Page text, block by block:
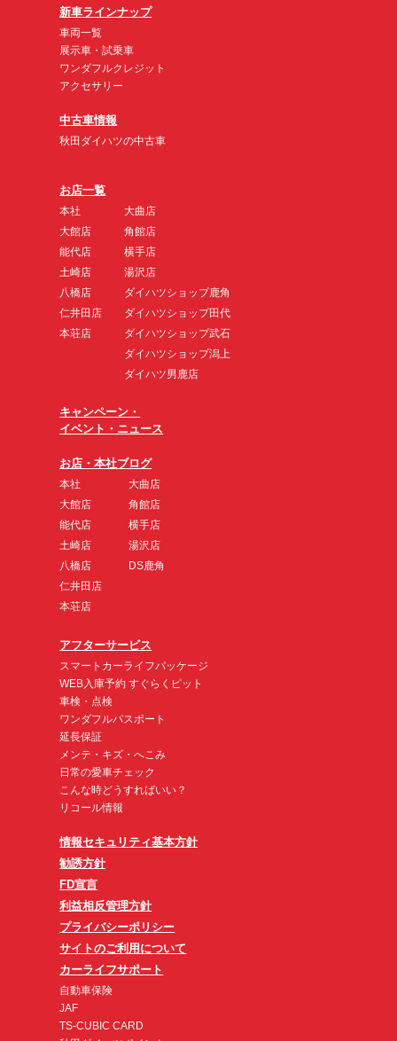
新車ラインナップ
車両一覧
展示車・試乗車
ワンダフルクレジット
アクセサリー
中古車情報
秋田ダイハツの中古車
お店一覧
本社
大館店
能代店
土崎店
八橋店
仁井田店
本荘店
大曲店
角館店
横手店
湯沢店
ダイハツショップ鹿角
ダイハツショップ田代
ダイハツショップ武石
ダイハツショップ潟上
ダイハツ男鹿店
キャンペーン・
イベント・ニュース
お店・本社ブログ
本社
大館店
能代店
土崎店
八橋店
仁井田店
本荘店
大曲店
角館店
横手店
湯沢店
DS鹿角
アフターサービス
スマートカーライフパッケージ
WEB入庫予約 すぐらくピット
車検・点検
ワンダフルパスポート
延長保証
メンテ・キズ・へこみ
日常の愛車チェック
こんな時どうすればいい？
リコール情報
情報セキュリティ基本方針
勧誘方針
FD宣言
利益相反管理方針
プライバシーポリシー
サイトのご利用について
カーライフサポート
自動車保険
JAF
TS-CUBIC CARD